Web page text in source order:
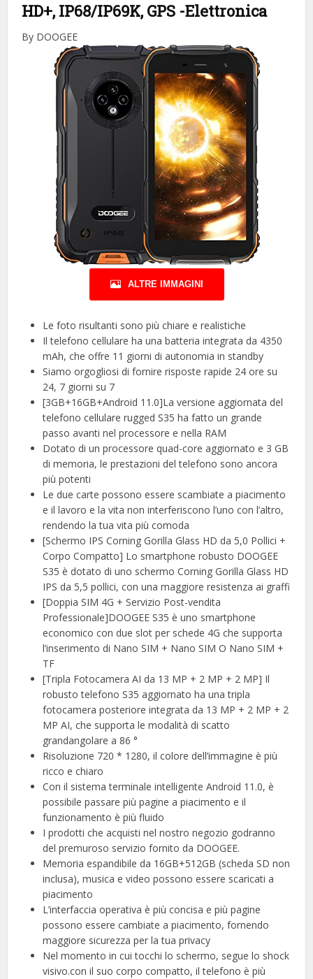
HD+, IP68/IP69K, GPS -Elettronica
By DOOGEE
ALTRE IMMAGINI
Le foto risultanti sono più chiare e realistiche
Il telefono cellulare ha una batteria integrata da 4350
mAh, che offre 11 giorni di autonomia in standby
Siamo orgogliosi di fornire risposte rapide 24 ore su
24, 7 giorni su 7
[3GB+16GB+Android 11.0]La versione aggiornata del
telefono cellulare rugged S35 ha fatto un grande
passo avanti nel processore e nella RAM
Dotato di un processore quad-core aggiornato e 3 GB
di memoria, le prestazioni del telefono sono ancora
più potenti
Le due carte possono essere scambiate a piacimento
e il lavoro e la vita non interferiscono l’uno con l’altro,
rendendo la tua vita più comoda
[Schermo IPS Corning Gorilla Glass HD da 5,0 Pollici +
Corpo Compatto] Lo smartphone robusto DOOGEE
S35 è dotato di uno schermo Corning Gorilla Glass HD
IPS da 5,5 pollici, con una maggiore resistenza ai graffi
[Doppia SIM 4G + Servizio Post-vendita
Professionale]DOOGEE S35 è uno smartphone
economico con due slot per schede 4G che supporta
l’inserimento di Nano SIM + Nano SIM O Nano SIM +
TF
[Tripla Fotocamera AI da 13 MP + 2 MP + 2 MP] Il
robusto telefono S35 aggiornato ha una tripla
fotocamera posteriore integrata da 13 MP + 2 MP + 2
MP AI, che supporta le modalità di scatto
grandangolare a 86 °
Risoluzione 720 * 1280, il colore dell’immagine è più
ricco e chiaro
Con il sistema terminale intelligente Android 11.0, è
possibile passare più pagine a piacimento e il
funzionamento è più fluido
I prodotti che acquisti nel nostro negozio godranno
del premuroso servizio fornito da DOOGEE.
Memoria espandibile da 16GB+512GB (scheda SD non
inclusa), musica e video possono essere scaricati a
piacimento
L’interfaccia operativa è più concisa e più pagine
possono essere cambiate a piacimento, fornendo
maggiore sicurezza per la tua privacy
Nel momento in cui tocchi lo schermo, segue lo shock
visivo.con il suo corpo compatto, il telefono è più